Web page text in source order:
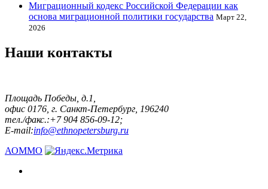
Миграционный кодекс Российской Федерации как
основа миграционной политики государства Март 22,
2026
Наши контакты
Площадь Победы, д.1,
офис 0176, г. Санкт-Петербург, 196240
тел./факс.:+7 904 856-09-12;
E-mail:info@ethnopetersburg.ru
АОММО